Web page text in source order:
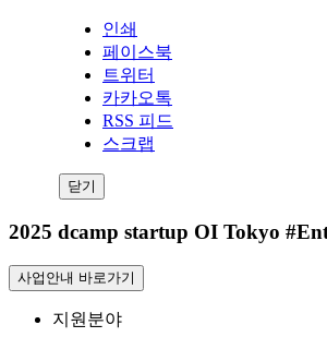
인쇄
페이스북
트위터
카카오톡
RSS 피드
스크랩
닫기
2025 dcamp startup OI Tokyo
사업안내 바로가기
지원분야